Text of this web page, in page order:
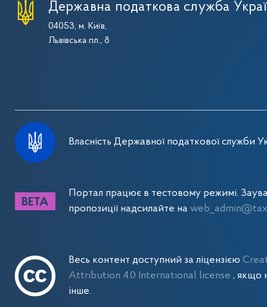
Державна податкова служба
04053, м. Київ,
Львівська пл., 8
Власність Державної податкової служби
Портал працює в тестовому режимі.
пропозиції надсилайте на
Весь контент доступний за ліцензією
Attribution 4.0 International license , якщо
інше.